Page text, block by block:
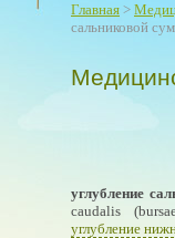
Главная >
сальниковой
углубление
caudalis
углубление